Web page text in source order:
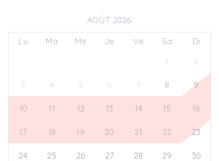
AOÛT 2026
Lu Ma Me Je Ve Sa
Di
1 2
3 4 5 6 7 8 9
10 11 12 13 14 15 16
17 18 19 20 21 22 23
24 25 26 27 28 29 30